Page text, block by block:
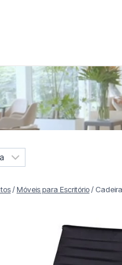
projetos residenciais
/ Móveis para Escritório /